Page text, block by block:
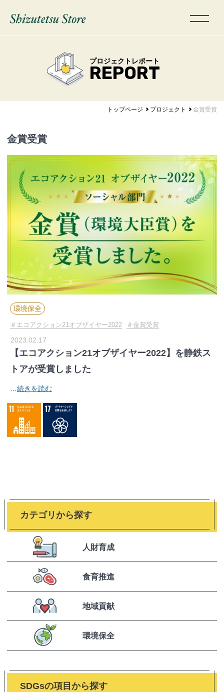
プロジェクトレポート
REPORT
トップページ プロジェクト 金賞受賞
金賞受賞
環境保全
エコアクション21オブザイヤー2022 金賞受賞
2023.02.17
【エコアクション21オブザイヤー2022】を静鉄ス
トアが受賞しました
続きを読む
カテゴリから探す
人財育成
食育推進
地域貢献
環境保全
SDGsの項目から探す